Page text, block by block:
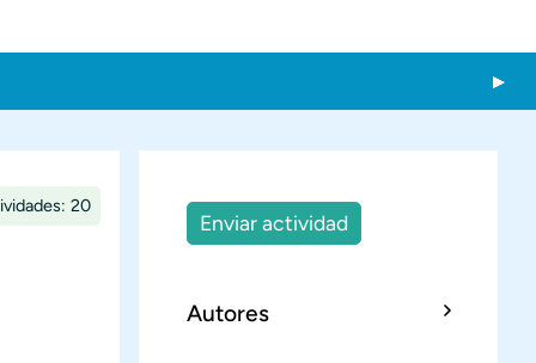
20
Enviar actividad
Autores